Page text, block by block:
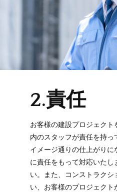
2.責任
お客様の建設プロジェク
内のスタッフが責任を持
イメージ通りの仕上がり
に責任をもって対応いたし
い。また、コンストラク
い、お客様のプロジェクト